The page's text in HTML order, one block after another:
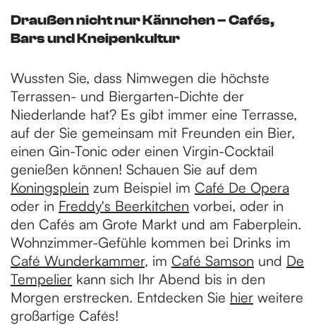
Draußen nicht nur Kännchen – Cafés,
Bars und Kneipenkultur
Wussten Sie, dass Nimwegen die höchste
Terrassen- und Biergarten-Dichte der
Niederlande hat? Es gibt immer eine Terrasse,
auf der Sie gemeinsam mit Freunden ein Bier,
einen Gin-Tonic oder einen Virgin-Cocktail
genießen können! Schauen Sie auf dem
Koningsplein zum Beispiel im Café De Opera
oder in Freddy's Beerkitchen vorbei, oder in
den Cafés am Grote Markt und am Faberplein.
Wohnzimmer-Gefühle kommen bei Drinks im
Café Wunderkammer, im Café Samson und De
Tempelier kann sich Ihr Abend bis in den
Morgen erstrecken. Entdecken Sie hier weitere
großartige Cafés!